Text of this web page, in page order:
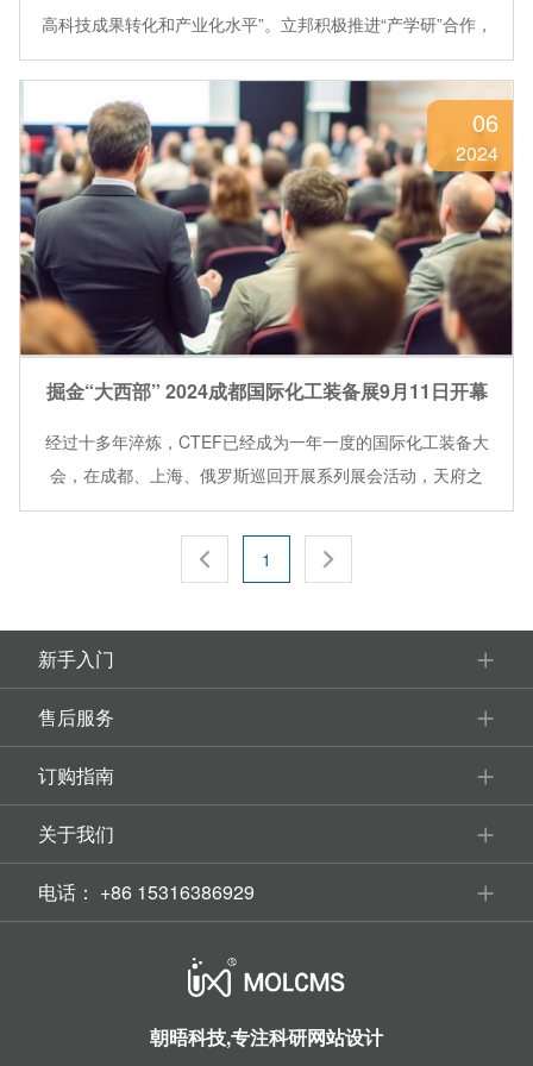
高科技成果转化和产业化水平”。立邦积极推进“产学研”合作，
充分融合高校科研、人才与企业资源，提升科技创新水平，让
技术创新、人才培养、产业应用环环相扣。截
掘金“大西部” 2024成都国际化工装备展9月11日开幕
经过十多年淬炼，CTEF已经成为一年一度的国际化工装备大
会，在成都、上海、俄罗斯巡回开展系列展会活动，天府之
国“蓉”合、屹立于国际会展之都，三展联动，布局全球化工装
备市场，向世界展示化工装备行业的新技术、新设备和新趋
势。
06
2024
1
新手入门
售后服务
订购指南
关于我们
电话： +86 15316386929
朝晤科技,专注科研网站设计